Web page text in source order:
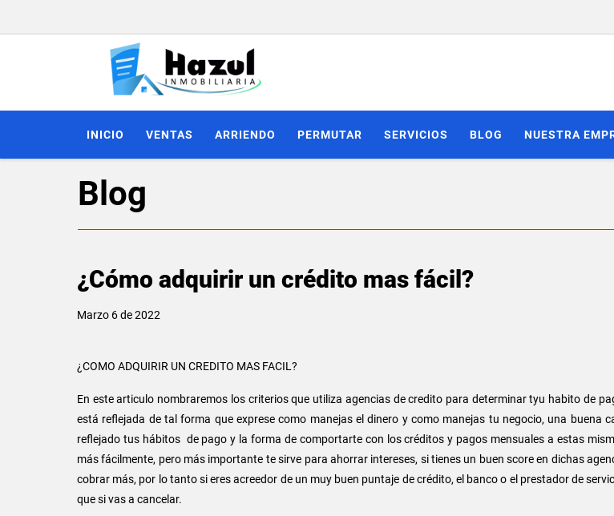
INICIO VENTAS ARRIENDO PERMUTAR SERVICIOS BLOG NUESTRA
Blog
¿Cómo adquirir un crédito mas fácil?
Marzo 6 de 2022
¿COMO ADQUIRIR UN CREDITO MAS FACIL?
En este articulo nombraremos los criterios que utiliza agencias de credito para determinar tyu habito de
está reflejada de tal forma que exprese como manejas el dinero y como manejas tu negocio, una buena
reflejado tus hábitos de pago y la forma de comportarte con los créditos y pagos mensuales a estas
más fácilmente, pero más importante te sirve para ahorrar intereses, si tienes un buen score en dichas
cobrar más, por lo tanto si eres acreedor de un muy buen puntaje de crédito, el banco o el prestador de
que si vas a cancelar.